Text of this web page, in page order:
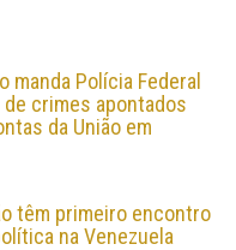
manda Polícia Federal
crimes apontados
da União em
têm primeiro encontro
na Venezuela